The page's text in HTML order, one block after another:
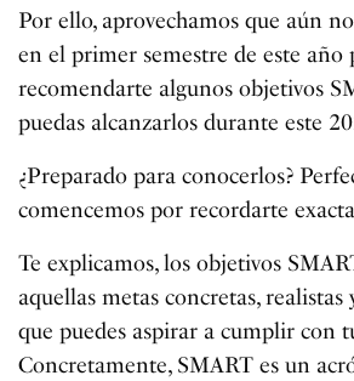
Por ello, aprovechamos que aún
en el primer semestre de este año
recomendarte algunos objetivos
puedas alcanzarlos durante este
¿Preparado para conocerlos?
comencemos por recordarte
Te explicamos, los objetivos
aquellas metas concretas, realistas
que puedes aspirar a cumplir con
Concretamente, SMART es un